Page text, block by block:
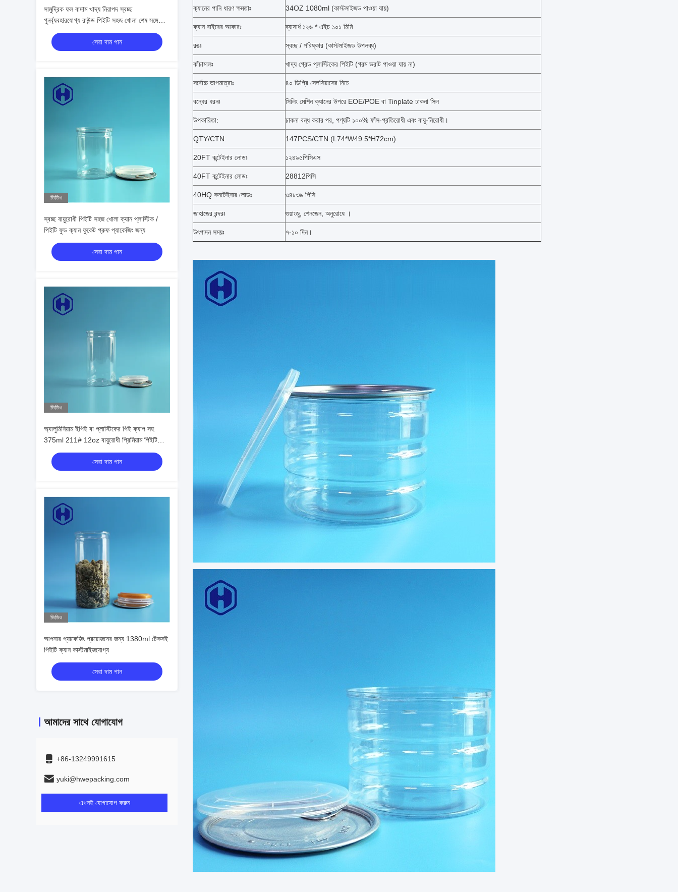
সামুদ্রিক ফল বাদাম খাদ্য নিরাপদ স্বচ্ছ
পুনর্ব্যবহারযোগ্য রাউন্ড পিইটি সহজ খোলা শেষ সঙ্গে
খাদ্য ক্যান
সেরা দাম পান
ভিডিও
স্বচ্ছ বায়ুরোধী পিইটি সহজ খোলা ক্যান প্লাস্টিক /
পিইটি ফুড ক্যান ফুকেট প্রুফ প্যাকেজিং জন্য
সেরা দাম পান
ভিডিও
অ্যালুমিনিয়াম ইপিই বা প্লাস্টিকের পিই ক্যাপ সহ
375ml 211# 12oz বায়ুরোধী প্রিমিয়াম পিইটি
সেরা দাম পান
ভিডিও
আপনার প্যাকেজিং প্রয়োজনের জন্য 1380ml টেকসই
পিইটি ক্যান কাস্টমাইজযোগ্য
সেরা দাম পান
আমাদের সাথে যোগাযোগ
+86-13249991615
yuki@hwepacking.com
এখনই যোগাযোগ করুন
ক্যানের পানি ধারণ ক্ষমতাঃ 34OZ 1080ml (কাস্টমাইজড পাওয়া যায়)
ক্যান বাইরের আকারঃ ব্যাসার্ধ ১২৬ * এইচ ১০১ মিমি
রঙঃ স্বচ্ছ / পরিষ্কার (কাস্টমাইজড উপলব্ধ)
কাঁচামালঃ খাদ্য গ্রেড প্লাস্টিকের পিইটি (গরম ভরাট পাওয়া যায় না)
সর্বোচ্চ তাপমাত্রাঃ ৪০ ডিগ্রি সেলসিয়াসের নিচে
বন্ধের ধরনঃ সিলিং মেশিন ক্যানের উপরে EOE/POE বা Tinplate ঢাকনা সিল
উপকারিতা: ঢাকনা বন্ধ করার পর, পণ্যটি ১০০% ফাঁস-প্রতিরোধী এবং বায়ু-নিরোধী।
QTY/CTN: 147PCS/CTN (L74*W49.5*H72cm)
20FT কন্টেইনার লোডঃ ১২৪৯৫পিসিএস
40FT কন্টেইনার লোডঃ 28812পিসি
40HQ কনটেইনার লোডঃ ৩৪৮৩৯ পিসি
জাহাজের বন্দরঃ গুয়াংজু, শেনজেন, অনুরোধে ।
উৎপাদন সময়ঃ ৭-১০ দিন।